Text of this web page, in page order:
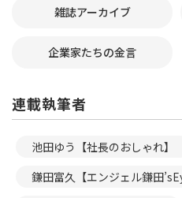
雑誌アーカイブ
企業家たちの金言
連載執筆者
池田ゆう【社長のおしゃれ】
鎌田富久【エンジェル鎌田